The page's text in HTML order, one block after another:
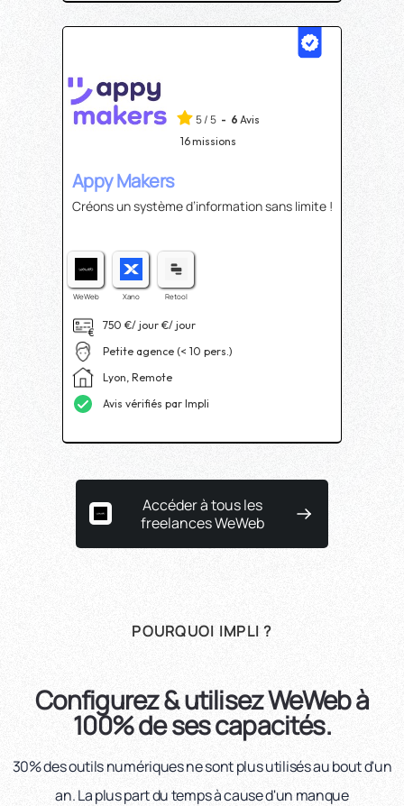
5/5 - 6 Avis
16missions
Appy Makers
Créons un système d’information sans limite !
WeWeb Xano Retool
750 €/ jour €/ jour
Petite agence (< 10 pers.)
Lyon, Remote
Avis vérifiés par Impli
Accéder à tous les
freelances WeWeb
POURQUOI IMPLI ?
Configurez & utilisez WeWeb à
100% de ses capacités.
30% des outils numériques ne sont plus utilisés au bout d'un
an. La plus part du temps à cause d'un manque